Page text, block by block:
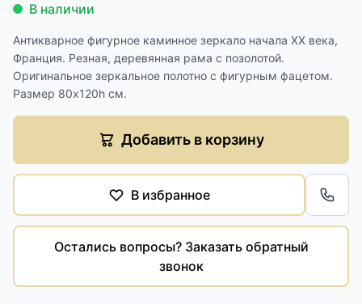
В наличии
Антикварное фигурное каминное зеркало начала XX века,
Франция. Резная, деревянная рама с позолотой.
Оригинальное зеркальное полотно с фигурным фацетом.
Размер 80х120h см.
Добавить в корзину
В избранное
Остались вопросы? Заказать обратный
звонок